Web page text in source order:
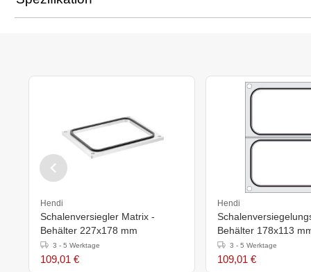
Hendi
Schalenversiegler Matrix -
Behälter 227x178 mm
3 - 5 Werktage
109,01 €
Hendi
Behälter 178x113
3 - 5 Werktage
109,01 €